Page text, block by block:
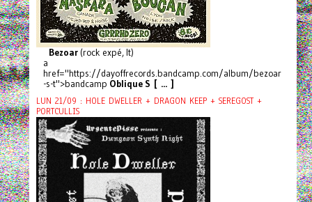
Bezoar(rock expé, It)
a
href="https://dayoffrecords.bandcamp.com/album/bezoar
-s-t">bandcamp Oblique S [ ... ]
LUN 21/09 : HOLE DWELLER + DRAGON KEEP + SEREGOST +
PORTCULLIS